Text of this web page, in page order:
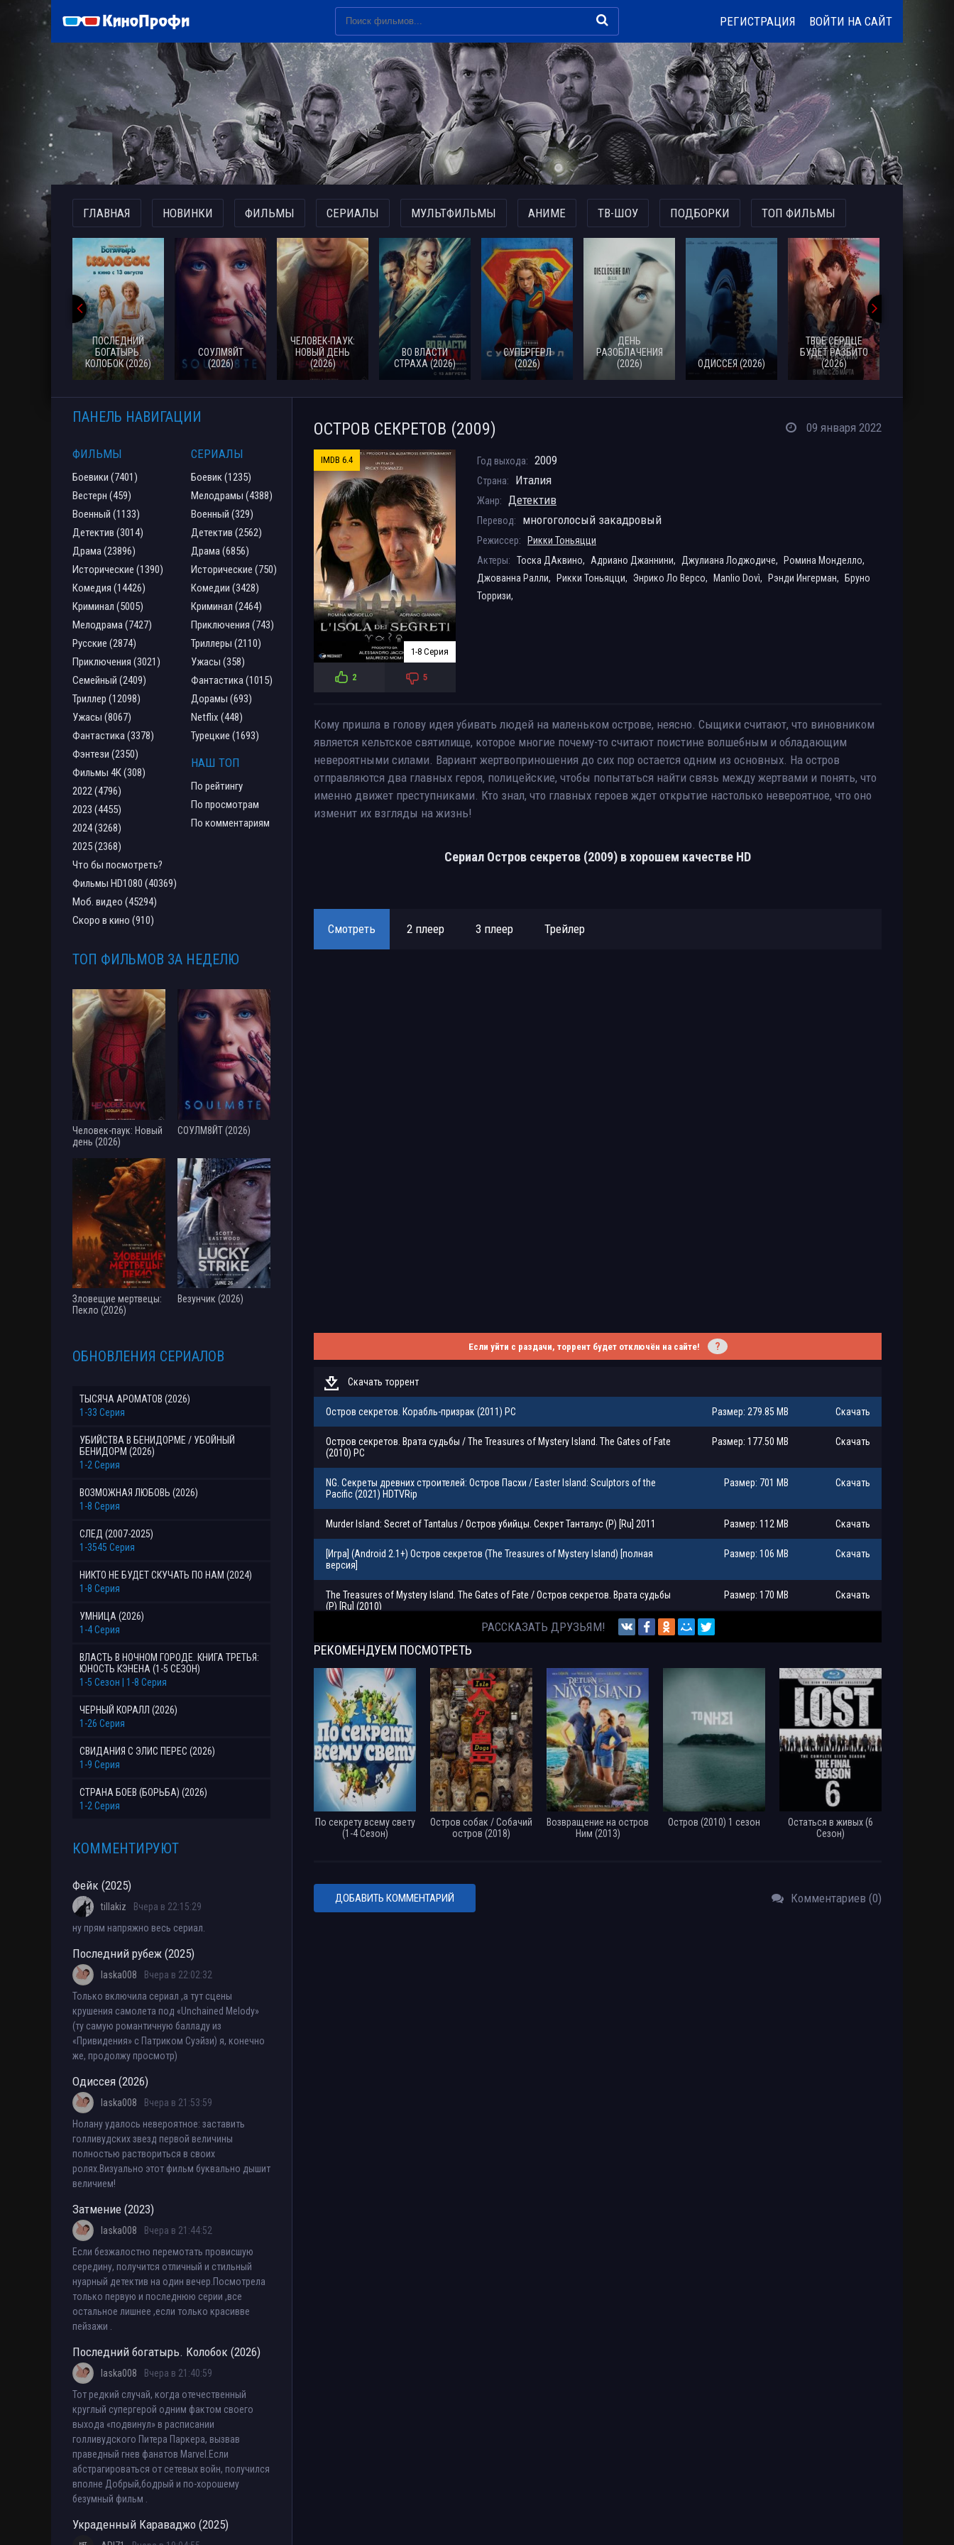
РЕГИСТРАЦИЯ ВОЙТИ НА САЙТ
ГЛАВНАЯ НОВИНКИ ФИЛЬМЫ СЕРИАЛЫ МУЛЬТФИЛЬМЫ АНИМЕ ТВ-ШОУ ПОДБОРКИ ТОП ФИЛЬМЫ
ПОСЛЕДНИЙ
БОГАТЫРЬ.
КОЛОБОК (2026)
СОУЛМ8ЙТ
(2026)
ЧЕЛОВЕК-ПАУК:
НОВЫЙ ДЕНЬ
(2026)
ВО ВЛАСТИ
СТРАХА (2026)
СУПЕРГЕРЛ
(2026)
ДЕНЬ
РАЗОБЛАЧЕНИЯ
(2026)
ОДИССЕЯ (2026)
ТВОЕ СЕРДЦЕ
БУДЕТ РАЗБИТО
(2026)
ОСТРОВ СЕКРЕТОВ (2009) 09 января 2022
IMDB 6.4
1-8 Серия
2 5
Год выхода: 2009
Страна: Италия
Жанр: Детектив
Перевод: многоголосый закадровый
Режиссер:
Рикки Тоньяцци
Актеры:
Тоска ДАквино, Адриано Джаннини, Джулиана Лоджодиче,
Ромина Монделло,
Джованна Ралли,
Рикки Тоньяцци, Энрико Ло Версо, Manlio Dovì, Рэнди Ингерман,
Бруно
Торризи,
Кому пришла в голову идея убивать людей на маленьком острове, неясно. Сыщики считают, что виновником
является кельтское святилище, которое многие почему-то считают поистине волшебным и обладающим
невероятными силами. Вариант жертвоприношения до сих пор остается одним из основных. На остров
отправляются два главных героя, полицейские, чтобы попытаться найти связь между жертвами и понять, что
именно движет преступниками. Кто знал, что главных героев ждет открытие настолько невероятное, что оно
изменит их взгляды на жизнь!
Сериал Остров секретов (2009) в хорошем качестве HD
Смотреть 2 плеер 3 плеер Трейлер
Если уйти с раздачи, торрент будет отключён на сайте! ?
Скачать торрент
Остров секретов. Корабль-призрак (2011) PC Размер: 279.85 MB Скачать
Остров секретов. Врата судьбы / The Treasures of Mystery Island. The Gates of Fate
(2010) PC
Размер: 177.50 MB Скачать
NG. Секреты древних строителей: Остров Пасхи / Easter Island: Sculptors of the
Pacific (2021) HDTVRip
Размер: 701 MB Скачать
Murder Island: Secret of Tantalus / Остров убийцы. Секрет Танталус (P) [Ru] 2011 Размер: 112 MB Скачать
[Игра] (Android 2.1+) Остров секретов (The Treasures of Mystery Island) [полная
версия]
Размер: 106 MB Скачать
The Treasures of Mystery Island. The Gates of Fate / Остров секретов. Врата судьбы
(P) [Ru] (2010)
Размер: 170 MB Скачать
The Treasures Of Mystery Island / Остров секретов (P) [Ru] (2008)
РАССКАЗАТЬ ДРУЗЬЯМ!
РЕКОМЕНДУЕМ ПОСМОТРЕТЬ
По секрету всему свету
(1-4 Сезон)
Остров собак / Собачий
остров (2018)
Возвращение на остров
Ним (2013)
Остров (2010) 1 сезон
Остаться в живых (6
Сезон)
ДОБАВИТЬ КОММЕНТАРИЙ Комментариев (0)
ПАНЕЛЬ НАВИГАЦИИ
ФИЛЬМЫ
Боевики (7401)
Вестерн (459)
Военный (1133)
Детектив (3014)
Драма (23896)
Исторические (1390)
Комедия (14426)
Криминал (5005)
Мелодрама (7427)
Русские (2874)
Приключения (3021)
Семейный (2409)
Триллер (12098)
Ужасы (8067)
Фантастика (3378)
Фэнтези (2350)
Фильмы 4К (308)
2022 (4796)
2023 (4455)
2024 (3268)
2025 (2368)
Что бы посмотреть?
Фильмы HD1080 (40369)
Моб. видео (45294)
Скоро в кино (910)
СЕРИАЛЫ
Боевик (1235)
Мелодрамы (4388)
Военный (329)
Детектив (2562)
Драма (6856)
Исторические (750)
Комедии (3428)
Криминал (2464)
Приключения (743)
Триллеры (2110)
Ужасы (358)
Фантастика (1015)
Дорамы (693)
Netflix (448)
Турецкие (1693)
НАШ ТОП
По рейтингу
По просмотрам
По комментариям
ТОП ФИЛЬМОВ ЗА НЕДЕЛЮ
Человек-паук: Новый
день (2026)
СОУЛМ8ЙТ (2026)
Зловещие мертвецы:
Пекло (2026)
Везунчик (2026)
ОБНОВЛЕНИЯ СЕРИАЛОВ
ТЫСЯЧА АРОМАТОВ (2026)
1-33 Серия
УБИЙСТВА В БЕНИДОРМЕ / УБОЙНЫЙ
БЕНИДОРМ (2026)
1-2 Серия
ВОЗМОЖНАЯ ЛЮБОВЬ (2026)
1-8 Серия
СЛЕД (2007-2025)
1-3545 Серия
НИКТО НЕ БУДЕТ СКУЧАТЬ ПО НАМ (2024)
1-8 Серия
УМНИЦА (2026)
1-4 Серия
ВЛАСТЬ В НОЧНОМ ГОРОДЕ. КНИГА ТРЕТЬЯ:
ЮНОСТЬ КЭНЕНА (1-5 СЕЗОН)
1-5 Сезон | 1-8 Серия
ЧЕРНЫЙ КОРАЛЛ (2026)
1-26 Серия
СВИДАНИЯ С ЭЛИС ПЕРЕС (2026)
1-9 Серия
СТРАНА БОЕВ (БОРЬБА) (2026)
1-2 Серия
КОММЕНТИРУЮТ
Фейк (2025)
tillakiz
Вчера в 22:15:29
ну прям напряжно весь сериал.
Последний рубеж (2025)
laska008
Вчера в 22:02:32
Только включила сериал ,а тут сцены
крушения самолета под «Unchained Melody»
(ту самую романтичную балладу из
«Привидения» с Патриком Суэйзи) я, конечно
же, продолжу просмотр)
Одиссея (2026)
laska008
Вчера в 21:53:59
Нолану удалось невероятное: заставить
голливудских звезд первой величины
полностью раствориться в своих
ролях.Визуально этот фильм буквально дышит
величием!
Затмение (2023)
laska008
Вчера в 21:44:52
Если безжалостно перемотать провисшую
середину, получится отличный и стильный
нуарный детектив на один вечер.Посмотрела
только первую и последнюю серии ,все
остальное лишнее ,если только красивве
пейзажи .
Последний богатырь. Колобок (2026)
laska008
Вчера в 21:40:59
Тот редкий случай, когда отечественный
круглый супергерой одним фактом своего
выхода «подвинул» в расписании
голливудского Питера Паркера, вызвав
праведный гнев фанатов Marvel.Если
абстрагироваться от сетевых войн, получился
вполне Добрый,бодрый и по-хорошему
безумный фильм .
Украденный Караваджо (2025)